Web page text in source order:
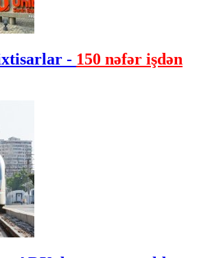
- 150 nəfər işdən